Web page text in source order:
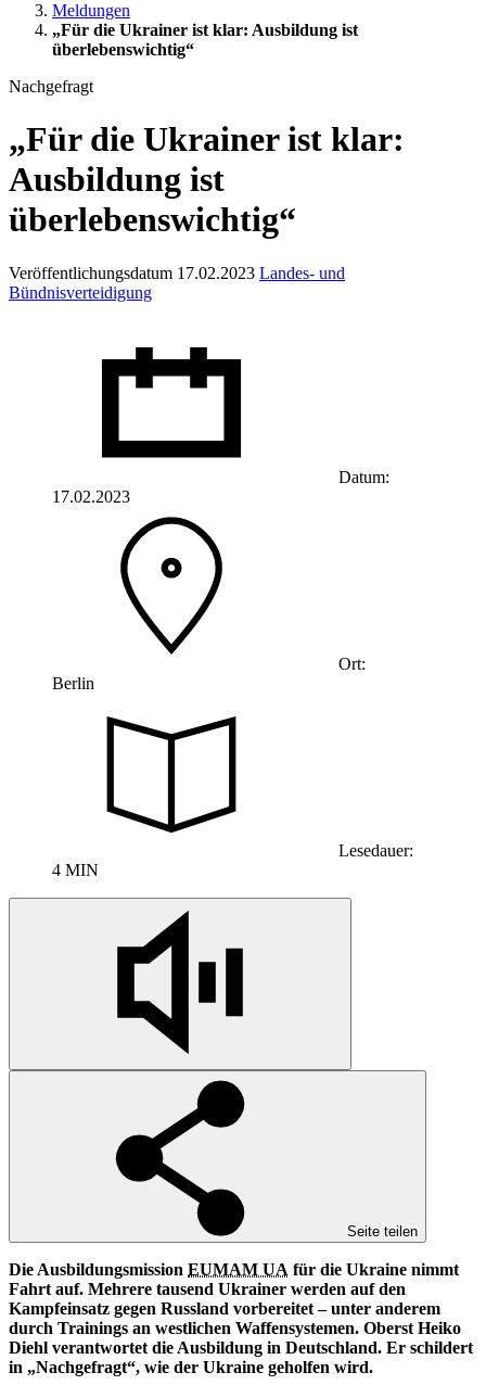
Meldungen
„Für die Ukrainer ist klar: Ausbildung ist
überlebenswichtig“
Nachgefragt
„Für die Ukrainer ist klar:
Ausbildung ist
überlebenswichtig“
Veröffentlichungsdatum 17.02.2023 Landes- und
Bündnisverteidigung
Datum:
17.02.2023
Ort:
Berlin
Lesedauer:
4 MIN
Seite teilen
Die Ausbildungsmission EUMAM UA für die Ukraine nimmt
Fahrt auf. Mehrere tausend Ukrainer werden auf den
Kampfeinsatz gegen Russland vorbereitet – unter anderem
durch Trainings an westlichen Waffensystemen. Oberst Heiko
Diehl verantwortet die Ausbildung in Deutschland. Er schildert
in „Nachgefragt“, wie der Ukraine geholfen wird.